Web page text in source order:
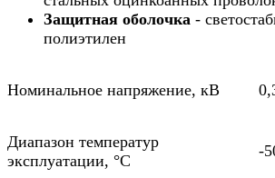
Защитная оболочка -
полиэтилен
Номинальное напряжение, кВ
Диапазон температур
эксплуатации, °С
-